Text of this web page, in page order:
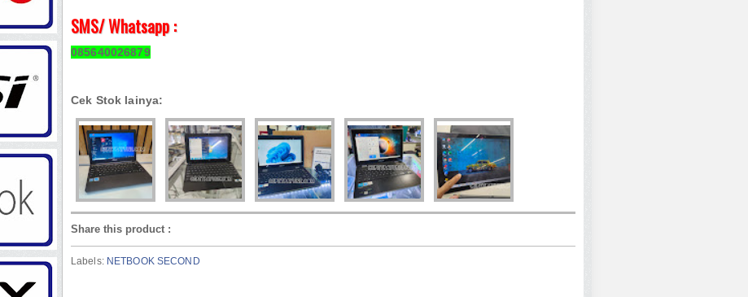
SMS/ Whatsapp :
085640026879
Cek Stok lainya:
Share this product :
Labels: NETBOOK SECOND